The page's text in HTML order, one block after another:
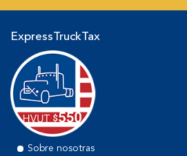
ExpressTruckTax
Sobre nosotras